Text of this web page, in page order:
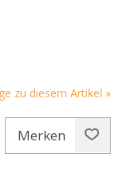
zu diesem Artikel »
Merken